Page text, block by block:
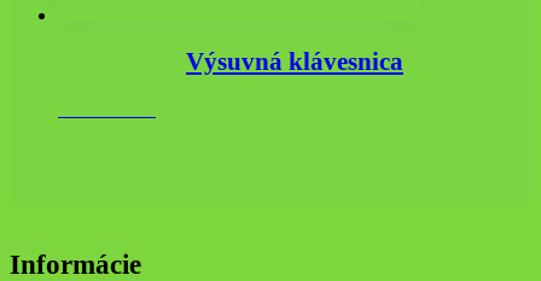
Výsuvná klávesnica
Informácie